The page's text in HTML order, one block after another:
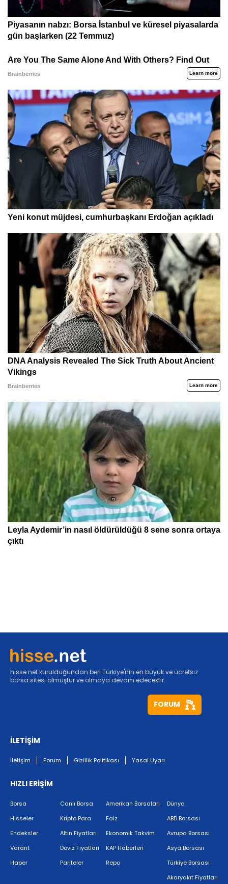
hisse.net kurulduğundan beri Türkiye'nin en büyük ve ücretsiz
borsa sitesi olmuştur ve olmaya devam edecektir.
FORUM
İLETİŞİM
İletişim Forum Gizlilik Politikası Yasal Uyarı
HIZLI ERİŞİM
Borsa
Hisseler
Endeksler
Varant
Haber
Canlı Borsa
Kripto Para
Altın Fiyatları
Döviz Fiyatları
Pariteler
Amerikan Borsaları
Faiz
Ekonomik Takvim
KAP Haberleri
Repo
Dünya
ABD Borsası
Avrupa Borsası
Asya Borsası
Türkiye Borsası
Akaryakıt Fiyatları